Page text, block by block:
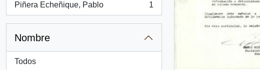
Piñera Echeñique, Pablo
, 1 resultados
1
Nombre
Todos